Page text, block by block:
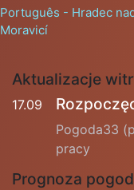
Português - Hradec
Moravicí
Aktualizacje
17.09
Pogoda33
pracy
Prognoza